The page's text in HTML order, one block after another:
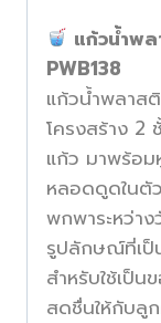
แก้วน้ำพ
PWB138
แก้วน้ำพลาส
โครงสร้าง 2
แก้ว มาพร้อม
หลอดดูดในตั
พกพาระหว่า
รูปลักษณ์ที่เป็
สำหรับใช้เป็
สดชื่นให้กับลู